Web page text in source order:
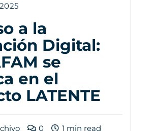
a la
Digital:
se
en el
LATENTE
0 1 min read